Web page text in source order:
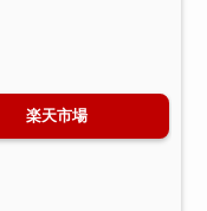
楽天市場